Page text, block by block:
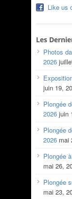
Like us
Les
Photos
2026
juin 19,
Plongée
2026 juin
Plongée
2026 mai
Plongée
mai 26,
Plongée
mai 23,